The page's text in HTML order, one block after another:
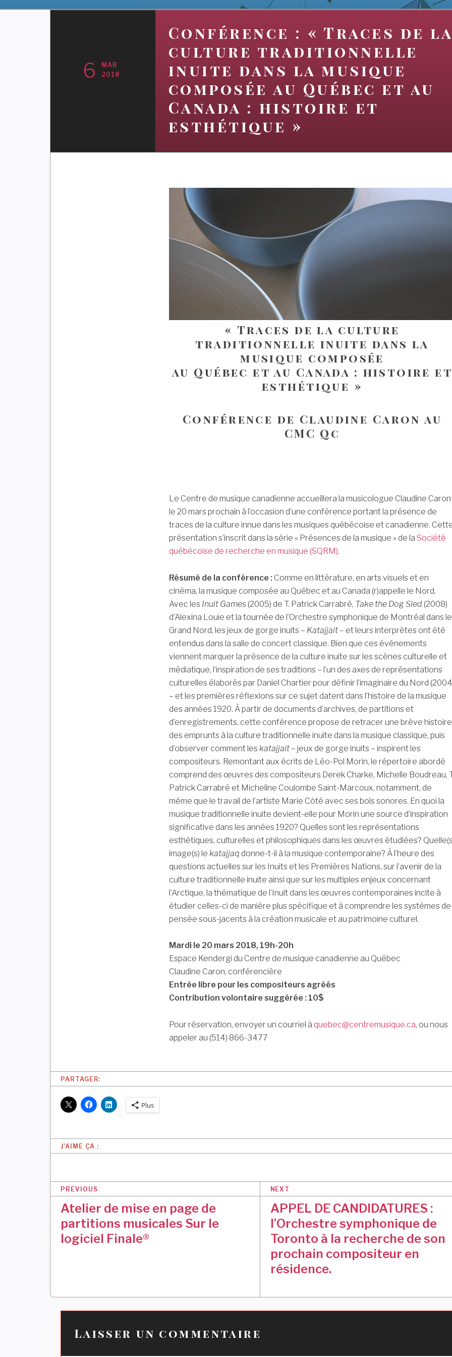
Conférence : « Traces de
culture traditionnelle
inuite dans la musique
composée au Québec et au
Canada : histoire et
esthétique »
6
MAR
2018
« Traces de la culture
traditionnelle inuite dans la
musique composée
au Québec et au Canada : histoire
esthétique »
Conférence de Claudine Caron au
CMC Qc
Le Centre de musique canadienne accueillera la musicologue Claudine Caron
le 20 mars prochain à l’occasion d’une conférence portant la présence de
traces de la culture innue dans les musiques québécoise et canadienne.
présentation s’inscrit dans la série « Présences de la musique » de la Société
québécoise de recherche en musique (SQRM).
Résumé de la conférence : Comme en littérature, en arts visuels et en
cinéma, la musique composée au Québec et au Canada (r)appelle le Nord.
Avec les Inuit Games(2005) de T. Patrick Carrabré, Take the Dog Sled(2008)
d’Alexina Louie et la tournée de l’Orchestre symphonique de Montréal dans le
Grand Nord, les jeux de gorge inuits – Katajjait– et leurs interprètes ont été
entendus dans la salle de concert classique. Bien que ces événements
viennent marquer la présence de la culture inuite sur les scènes culturelle et
médiatique, l’inspiration de ses traditions – l’un des axes de représentations
culturelles élaborés par Daniel Chartier pour définir l’imaginaire du Nord
– et les premières réflexions sur ce sujet datent dans l’histoire de la musique
des années 1920. À partir de documents d’archives, de partitions et
d’enregistrements, cette conférence propose de retracer une brève histoire
des emprunts à la culture traditionnelle inuite dans la musique classique, puis
d’observer comment les katajjait– jeux de gorge inuits – inspirent les
compositeurs. Remontant aux écrits de Léo-Pol Morin, le répertoire abordé
comprend des œuvres des compositeurs Derek Charke, Michelle Boudreau,
Patrick Carrabré et Micheline Coulombe Saint-Marcoux, notamment, de
même que le travail de l’artiste Marie Côté avec ses bols sonores. En quoi la
musique traditionnelle inuite devient-elle pour Morin une source d’inspiration
significative dans les années 1920? Quelles sont les représentations
esthétiques, culturelles et philosophiques dans les œuvres étudiées?
image(s) le katajjaq donne-t-il à la musique contemporaine? À l’heure des
questions actuelles sur les Inuits et les Premières Nations, sur l’avenir de la
culture traditionnelle inuite ainsi que sur les multiples enjeux concernant
l’Arctique, la thématique de l’Inuit dans les œuvres contemporaines incite à
étudier celles-ci de manière plus spécifique et à comprendre les systèmes de
pensée sous-jacents à la création musicale et au patrimoine culturel.
Mardi le 20 mars 2018, 19h-20h
Espace Kendergi du Centre de musique canadienne au Québec
Claudine Caron, conférencière
Entrée libre pour les compositeurs agréés
Contribution volontaire suggérée : 10$
Pour réservation, envoyer un courriel à quebec@centremusique.ca, ou nous
appeler au (514) 866-3477
PARTAGER:
Plus
J’AIME ÇA :
N
t
PREVIOUS
Atelier de mise en page de
partitions musicales Sur le
logiciel Finale®
NEXT
APPEL DE CANDIDATURES :
l’Orchestre symphonique de
Toronto à la recherche de son
prochain compositeur en
résidence.
Laisser un commentaire